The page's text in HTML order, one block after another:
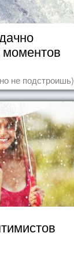
не подстроишь)